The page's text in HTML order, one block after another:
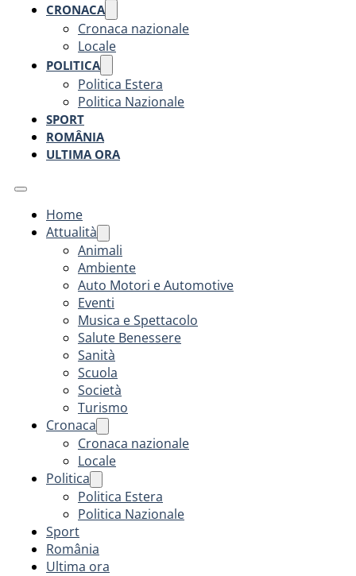
CRONACA
Cronaca nazionale
Locale
POLITICA
Politica Estera
Politica Nazionale
SPORT
ROMÂNIA
ULTIMA ORA
Home
Attualità
Animali
Ambiente
Auto Motori e Automotive
Eventi
Musica e Spettacolo
Salute Benessere
Sanità
Scuola
Società
Turismo
Cronaca
Cronaca nazionale
Locale
Politica
Politica Estera
Politica Nazionale
Sport
România
Ultima ora